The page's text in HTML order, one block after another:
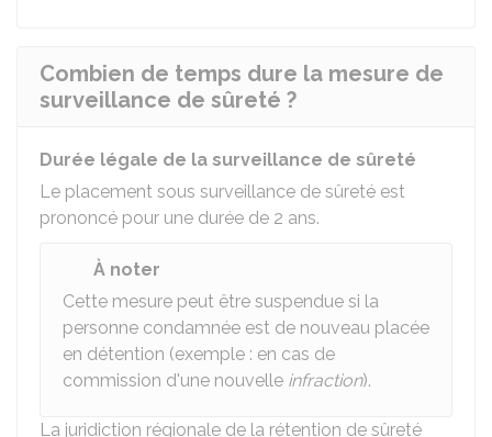
Combien de temps dure la mesure de
surveillance de sûreté ?
Durée légale de la surveillance de sûreté
Le placement sous surveillance de sûreté est
prononcé pour une durée de 2 ans.
À noter
Cette mesure peut être suspendue si la
personne condamnée est de nouveau placée
en détention (exemple : en cas de
commission d'une nouvelle infraction).
La juridiction régionale de la rétention de sûreté